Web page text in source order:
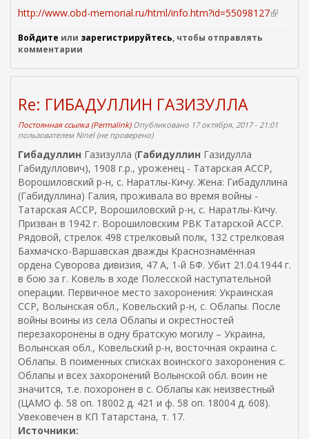
http://www.obd-memorial.ru/html/info.htm?id=55098127(
ш
с
к
)
Войдите или зарегистрируйтесь, чтобы отправлять
комментарии
Re: ГИБАДУЛЛИН ГАЗИЗУЛЛА
Постоянная ссылка (Permalink)Опубликовано 17 октября, 2017 - 21:01
пользователем Ninel (не проверено)
Гибадуллин Газизулла (Габидуллин Газидулла
Габидуллович), 1908 г.р., уроженец - Татарская АССР,
Ворошиловский р-н, с. Наратлы-Кичу. Жена: Гибадуллина
(Габидуллина) Галия, проживала во время войны -
Татарская АССР, Ворошиловский р-н, с. Наратлы-Кичу.
Призван в 1942 г. Ворошиловским РВК Татарской АССР.
Рядовой, стрелок 498 стрелковый полк, 132 стрелковая
Бахмачско-Варшавская дважды Краснознамённая
ордена Суворова дивизия, 47 А, 1-й БФ. Убит 21.04.1944 г.
в бою за г. Ковель в ходе Полесской наступательной
операции. Первичное место захоронения: Украинская
ССР, Волынская обл., Ковельский р-н, с. Облапы. После
войны воины из села Облапы и окрестностей
перезахоронены в одну братскую могилу – Украина,
Волынская обл., Ковельский р-н, восточная окраина с.
Облапы. В поименных списках воинского захоронения с.
Облапы и всех захоронений Волынской обл. воин не
значится, т.е. похоронен в с. Облапы как неизвестный
(ЦАМО ф. 58 оп. 18002 д. 421 и ф. 58 оп. 18004 д. 608).
Увековечен в КП Татарстана, т. 17.
Источники: